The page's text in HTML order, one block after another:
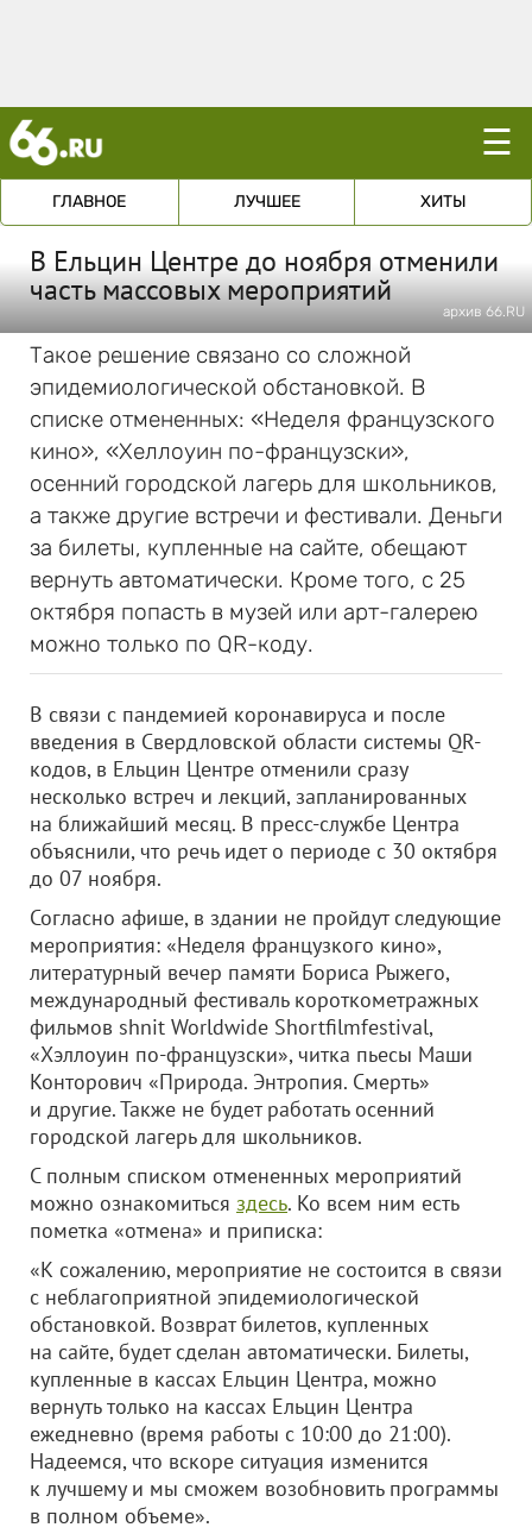
☰
ГЛАВНОЕ ЛУЧШЕЕ ХИТЫ
В Ельцин Центре до ноября отменили
часть массовых мероприятий
архив 66.RU
Такое решение связано со сложной
эпидемиологической обстановкой. В
списке отмененных: «Неделя французского
кино», «Хеллоуин по-французски»,
осенний городской лагерь для школьников,
а также другие встречи и фестивали. Деньги
за билеты, купленные на сайте, обещают
вернуть автоматически. Кроме того, с 25
октября попасть в музей или арт-галерею
можно только по QR-коду.
В связи с пандемией коронавируса и после
введения в Свердловской области системы QR-
кодов, в Ельцин Центре отменили сразу
несколько встреч и лекций, запланированных
на ближайший месяц. В пресс-службе Центра
объяснили, что речь идет о периоде с 30 октября
до 07 ноября.
Согласно афише, в здании не пройдут следующие
мероприятия: «Неделя французкого кино»,
литературный вечер памяти Бориса Рыжего,
международный фестиваль короткометражных
фильмов shnit Worldwide Shortfilmfestival,
«Хэллоуин по-французски», читка пьесы Маши
Конторович «Природа. Энтропия. Смерть»
и другие. Также не будет работать осенний
городской лагерь для школьников.
С полным списком отмененных мероприятий
можно ознакомиться здесь. Ко всем ним есть
пометка «отмена» и приписка:
«К сожалению, мероприятие не состоится в связи
с неблагоприятной эпидемиологической
обстановкой. Возврат билетов, купленных
на сайте, будет сделан автоматически. Билеты,
купленные в кассах Ельцин Центра, можно
вернуть только на кассах Ельцин Центра
ежедневно (время работы с 10:00 до 21:00).
Надеемся, что вскоре ситуация изменится
к лучшему и мы сможем возобновить программы
в полном объеме».